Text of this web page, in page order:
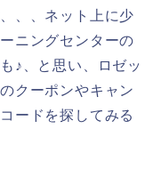
、、ネット上に少
ニングセンターの
♪、と思い、ロゼッ
クーポンやキャン
ードを探してみる